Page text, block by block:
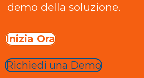
demo della soluzione.
Inizia Ora
Richiedi una Demo